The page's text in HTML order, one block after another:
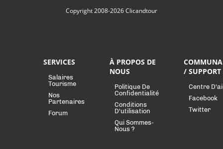
Copyright 2008-2026 Clicandtour
SERVICES
Salaires
Tourisme
Nos
Partenaires
Forum
À PROPOS DE
NOUS
Politique De
Confidentialité
Conditions
D'utilisation
Qui Sommes-
Nous ?
/ SUPPORT
Centre
Facebook
Twitter